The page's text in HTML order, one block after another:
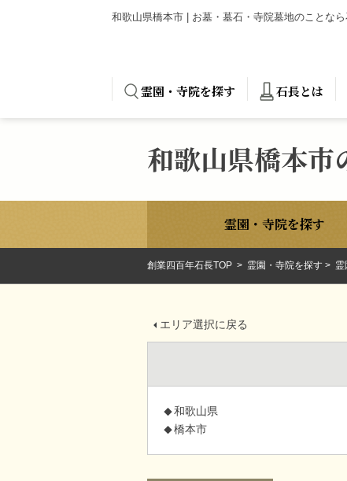
和歌山県橋本市 | お墓・墓石・寺院墓地のことな
霊園・寺院を探す 石長とは
和歌山県橋本市
霊園・寺院を探す
創業四百年石長TOP 霊園・寺院を探す 霊
エリア選択に戻る
和歌山県
橋本市